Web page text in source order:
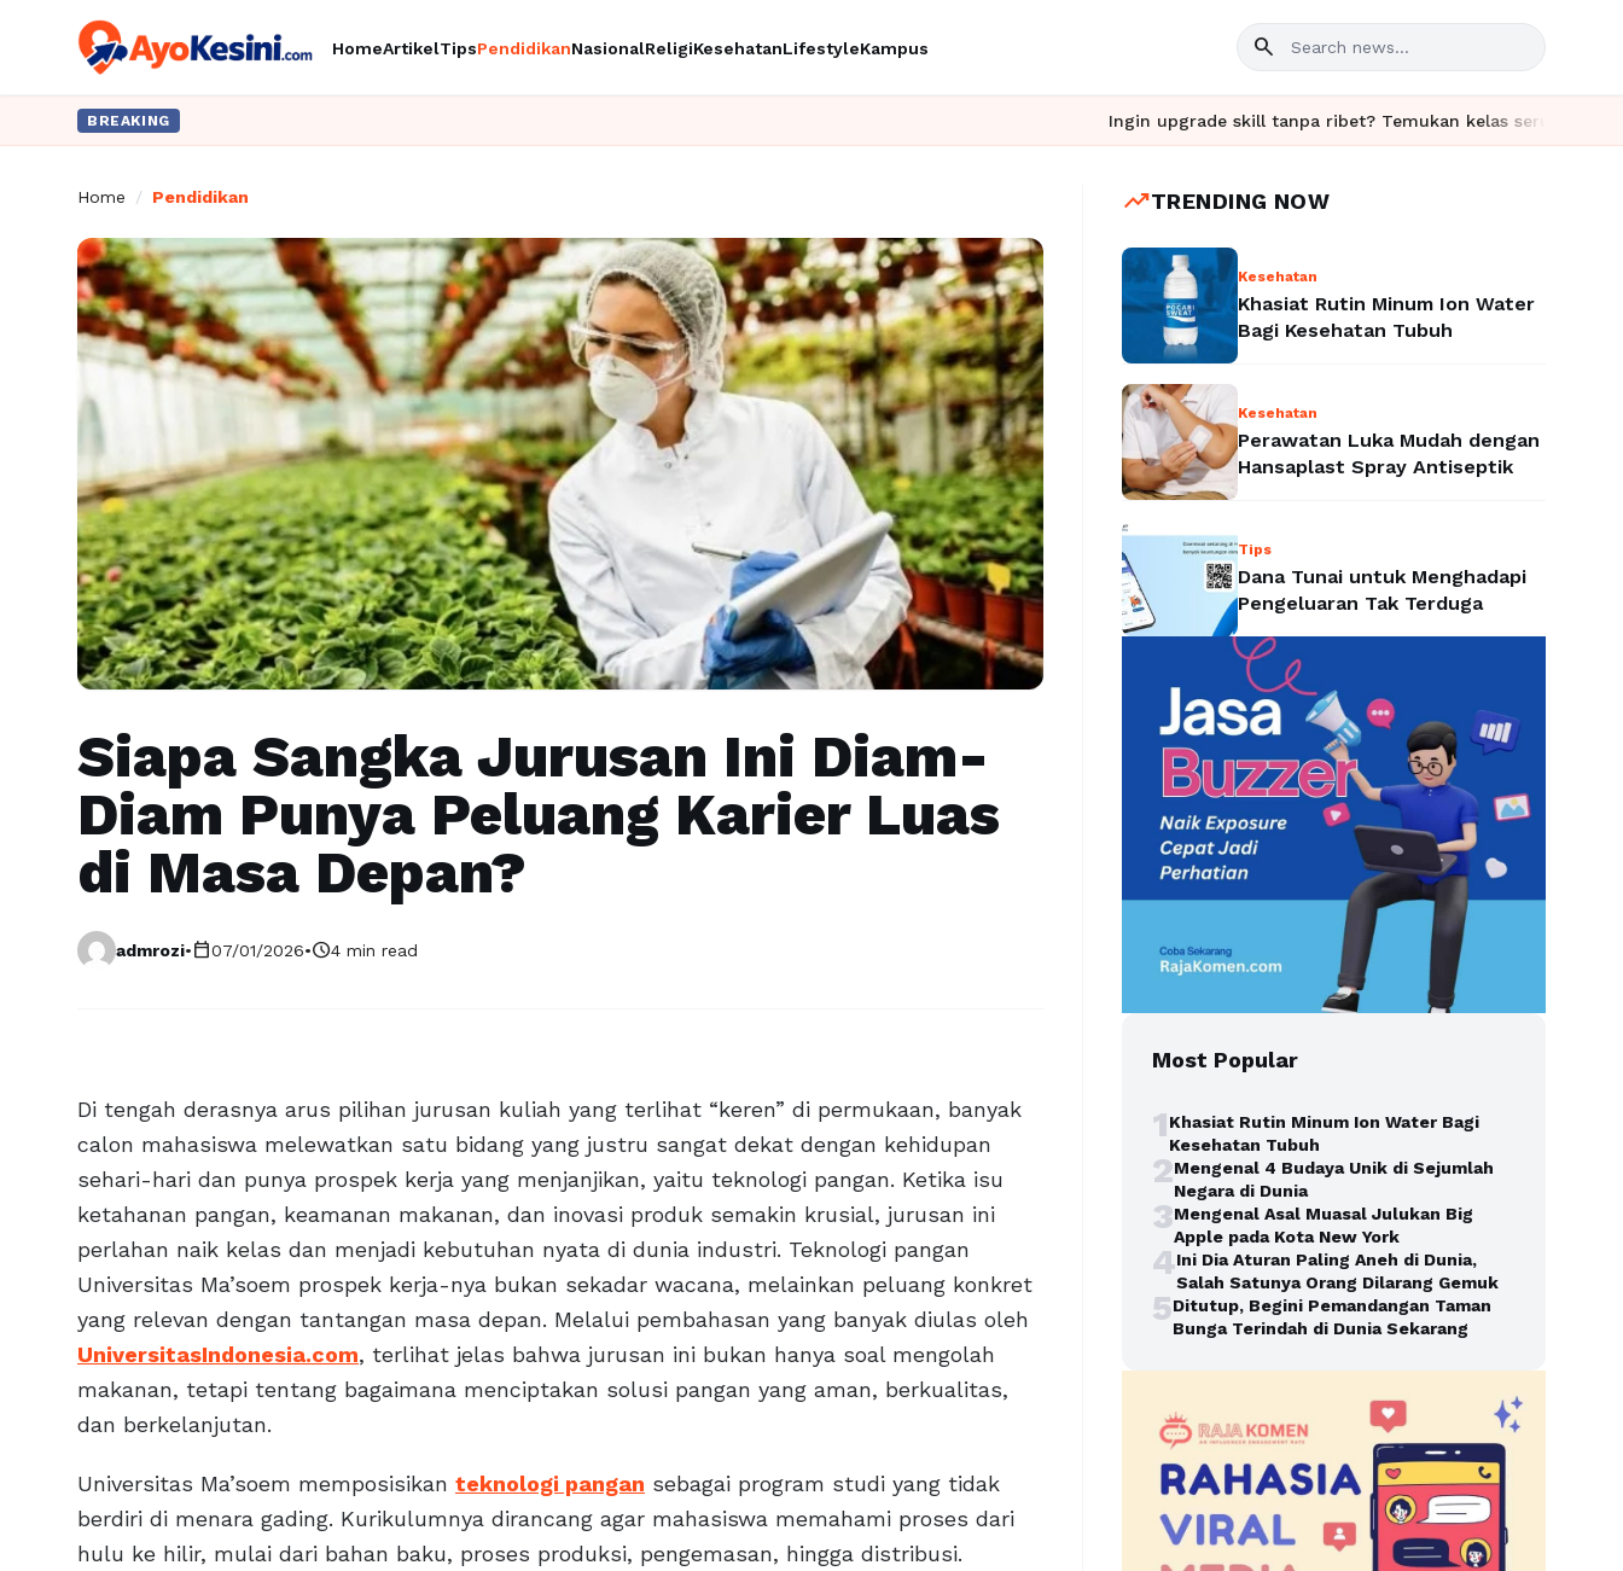
HomeArtikelTipsPendidikanNasionalReligiKesehatanLifestyleKampus search
BREAKING Ingin upgrade skill tanpa ribet? Temukan kelas seru dan materi
Home / Pendidikan
Siapa Sangka Jurusan Ini Diam-
Diam Punya Peluang Karier Luas
di Masa Depan?
admrozi•calendar_today07/01/2026•schedule4 min read
Di tengah derasnya arus pilihan jurusan kuliah yang terlihat “keren” di permukaan, banyak
calon mahasiswa melewatkan satu bidang yang justru sangat dekat dengan kehidupan
sehari-hari dan punya prospek kerja yang menjanjikan, yaitu teknologi pangan. Ketika isu
ketahanan pangan, keamanan makanan, dan inovasi produk semakin krusial, jurusan ini
perlahan naik kelas dan menjadi kebutuhan nyata di dunia industri. Teknologi pangan
Universitas Ma’soem prospek kerja-nya bukan sekadar wacana, melainkan peluang konkret
yang relevan dengan tantangan masa depan. Melalui pembahasan yang banyak diulas oleh
UniversitasIndonesia.com, terlihat jelas bahwa jurusan ini bukan hanya soal mengolah
makanan, tetapi tentang bagaimana menciptakan solusi pangan yang aman, berkualitas,
dan berkelanjutan.
Universitas Ma’soem memposisikan teknologi pangan sebagai program studi yang tidak
berdiri di menara gading. Kurikulumnya dirancang agar mahasiswa memahami proses dari
hulu ke hilir, mulai dari bahan baku, proses produksi, pengemasan, hingga distribusi.
trending_upTRENDING NOW
Kesehatan
Khasiat Rutin Minum Ion Water
Bagi Kesehatan Tubuh
Kesehatan
Perawatan Luka Mudah dengan
Hansaplast Spray Antiseptik
Tips
Dana Tunai untuk Menghadapi
Pengeluaran Tak Terduga
Most Popular
1Khasiat Rutin Minum Ion Water Bagi
Kesehatan Tubuh
2Mengenal 4 Budaya Unik di Sejumlah
Negara di Dunia
3Mengenal Asal Muasal Julukan Big
Apple pada Kota New York
4Ini Dia Aturan Paling Aneh di Dunia,
Salah Satunya Orang Dilarang Gemuk
5Ditutup, Begini Pemandangan Taman
Bunga Terindah di Dunia Sekarang